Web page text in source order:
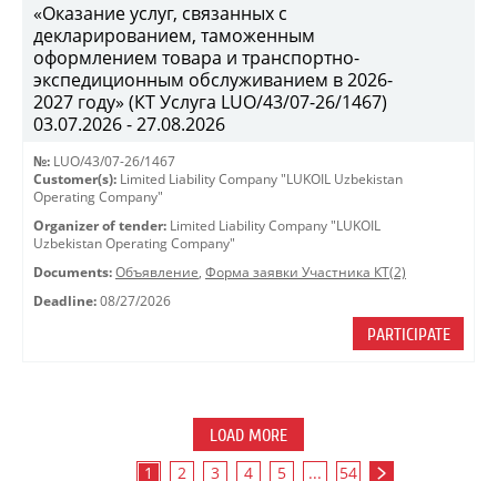
«Оказание услуг, связанных с
декларированием, таможенным
оформлением товара и транспортно-
экспедиционным обслуживанием в 2026-
2027 году» (КТ Услуга LUO/43/07-26/1467)
03.07.2026 - 27.08.2026
№: LUO/43/07-26/1467
Customer(s): Limited Liability Company "LUKOIL Uzbekistan
Operating Company"
Organizer of tender: Limited Liability Company "LUKOIL
Uzbekistan Operating Company"
Documents: Объявление, Форма заявки Участника КТ(2)
Deadline: 08/27/2026
PARTICIPATE
LOAD MORE
1 2 3 4 5 ... 54